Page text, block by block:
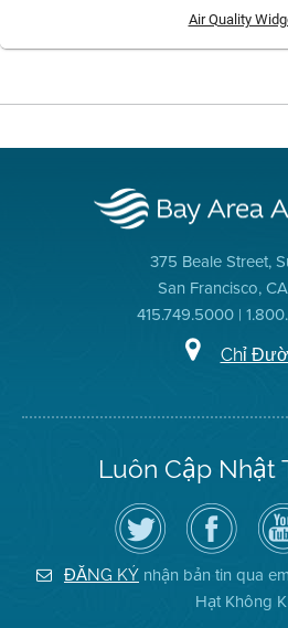
Air Quality
375 Beale Street,
San Francisco,
415.749.5000 |
Chỉ
Luôn Cập Nhật
Hãy
theo
dõi
Địa
Hạt
Không
Truy
cập
Trang
Facebook
của
Địa
Hạt
ĐĂNG KÝ nhận bản tin qua
Hạt Không